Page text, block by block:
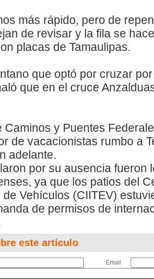
más rápido, pero de
de revisar y la fila se
placas de Tamaulipas.
que optó por cruzar
que en el cruce
Caminos y Puentes
de vacacionistas rumbo a
adelante.
por su ausencia fueron
ya que los patios del
de Vehículos (CIITEV)
de permisos de
este artículo
Email